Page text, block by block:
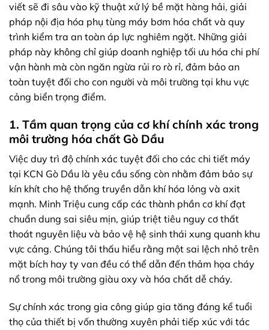
viết sẽ đi sâu vào kỹ thuật xử lý bề mặt hàng hải, giải
pháp nội địa hóa phụ tùng máy bơm hóa chất và quy
trình kiểm tra an toàn áp lực nghiêm ngặt. Những giải
pháp này không chỉ giúp doanh nghiệp tối ưu hóa chi phí
vận hành mà còn ngăn ngừa rủi ro rò rỉ, đảm bảo an
toàn tuyệt đối cho con người và môi trường tại khu vực
cảng biển trọng điểm.
1. Tầm quan trọng của cơ khí chính xác trong
môi trường hóa chất Gò Dầu
Việc duy trì độ chính xác tuyệt đối cho các chi tiết máy
tại KCN Gò Dầu là yêu cầu sống còn nhằm đảm bảo sự
kín khít cho hệ thống truyền dẫn khí hóa lỏng và axit
mạnh. Minh Triệu cung cấp các thành phần cơ khí đạt
chuẩn dung sai siêu mịn, giúp triệt tiêu nguy cơ thất
thoát nguyên liệu và bảo vệ hệ sinh thái xung quanh khu
vực cảng. Chúng tôi thấu hiểu rằng một sai lệch nhỏ trên
mặt bích hay ty van đều có thể dẫn đến thảm họa cháy
nổ trong môi trường giàu oxy và hóa chất dễ cháy.
Sự chính xác trong gia công giúp gia tăng đáng kể tuổi
thọ của thiết bị vốn thường xuyên phải tiếp xúc với tác